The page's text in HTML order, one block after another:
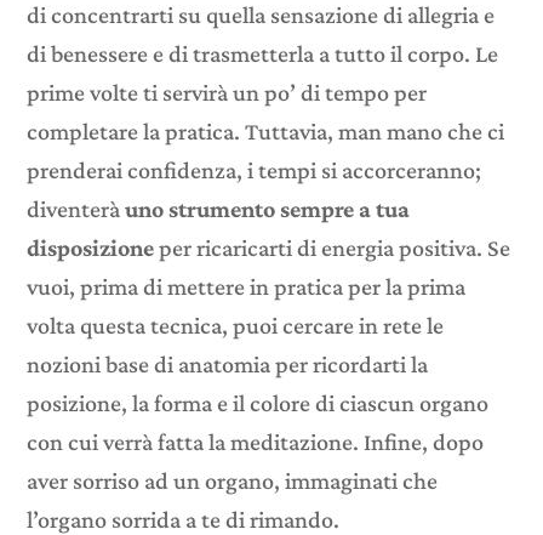
di concentrarti su quella sensazione di allegria e
di benessere e di trasmetterla a tutto il corpo. Le
prime volte ti servirà un po’ di tempo per
completare la pratica. Tuttavia, man mano che ci
prenderai confidenza, i tempi si accorceranno;
diventeràuno strumento sempre a tua
disposizioneper ricaricarti di energia positiva. Se
vuoi, prima di mettere in pratica per la prima
volta questa tecnica, puoi cercare in rete le
nozioni base di anatomia per ricordarti la
posizione, la forma e il colore di ciascun organo
con cui verrà fatta la meditazione. Infine, dopo
aver sorriso ad un organo, immaginati che
l’organo sorrida a te di rimando.